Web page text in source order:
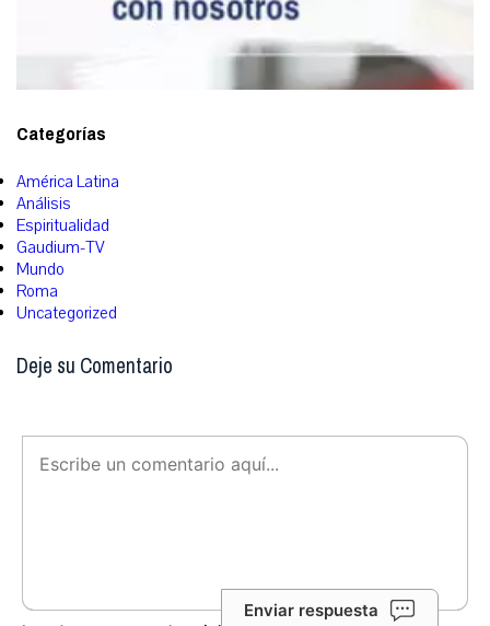
Categorías
América Latina
Análisis
Espiritualidad
Gaudium-TV
Mundo
Roma
Uncategorized
Deje su Comentario
Enviar respuesta